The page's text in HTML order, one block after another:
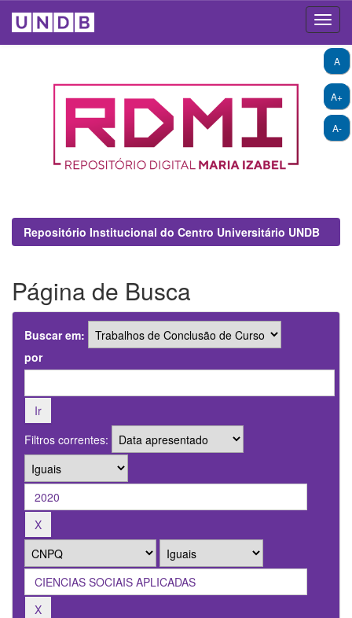
A+
A-
A
Repositório Institucional do Centro Universitário UNDB
Página de Busca
Buscar em:
por
Filtros correntes: